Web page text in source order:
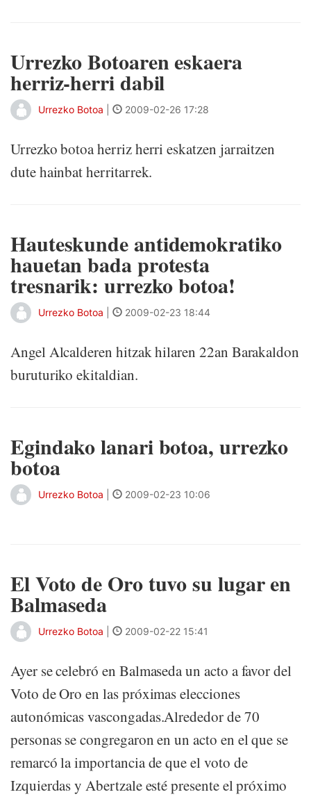
Urrezko Botoaren eskaera
herriz-herri dabil
Urrezko Botoa 2009-02-26 17:28
Urrezko botoa herriz herri eskatzen jarraitzen
dute hainbat herritarrek.
Hauteskunde antidemokratiko
hauetan bada protesta
tresnarik: urrezko botoa!
Urrezko Botoa 2009-02-23 18:44
Angel Alcalderen hitzak hilaren 22an Barakaldon
buruturiko ekitaldian.
Egindako lanari botoa, urrezko
botoa
Urrezko Botoa 2009-02-23 10:06
El Voto de Oro tuvo su lugar en
Balmaseda
Urrezko Botoa 2009-02-22 15:41
Ayer se celebró en Balmaseda un acto a favor del
Voto de Oro en las próximas elecciones
autonómicas vascongadas.Alrededor de 70
personas se congregaron en un acto en el que se
remarcó la importancia de que el voto de
Izquierdas y Abertzale esté presente el próximo